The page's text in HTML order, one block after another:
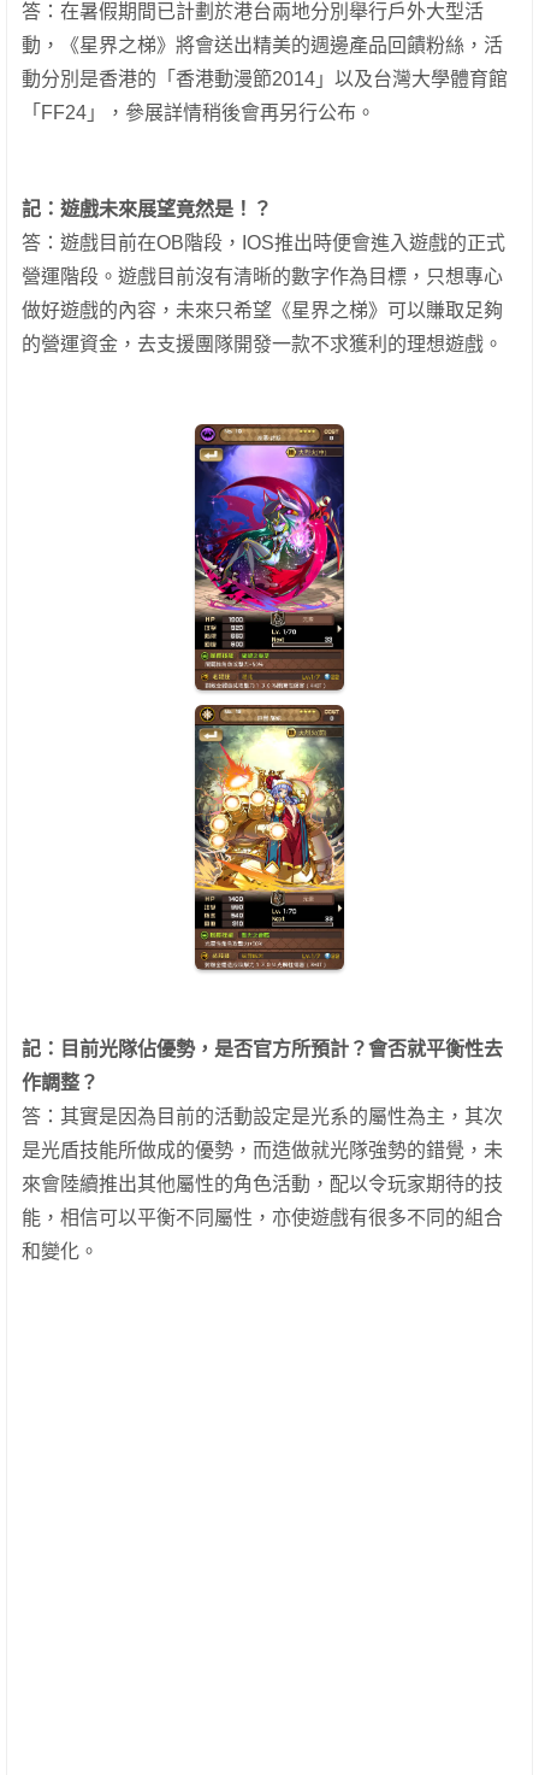
答：在暑假期間已計劃於港台兩地分別舉行戶外大型活
動，《星界之梯》將會送出精美的週邊產品回饋粉絲，活
動分別是香港的「香港動漫節2014」以及台灣大學體育館
「FF24」，參展詳情稍後會再另行公布。
記： 遊戲未來展望竟然是！？
答：遊戲目前在OB階段，IOS推出時便會進入遊戲的正式
營運階段。遊戲目前沒有清晰的數字作為目標，只想專心
做好遊戲的內容，未來只希望《星界之梯》可以賺取足夠
的營運資金，去支援團隊開發一款不求獲利的理想遊戲。
記： 目前光隊佔優勢，是否官方所預計？會否就平衡性去
作調整？
答：其實是因為目前的活動設定是光系的屬性為主，其次
是光盾技能所做成的優勢，而造做就光隊強勢的錯覺，未
來會陸續推出其他屬性的角色活動，配以令玩家期待的技
能，相信可以平衡不同屬性，亦使遊戲有很多不同的組合
和變化。